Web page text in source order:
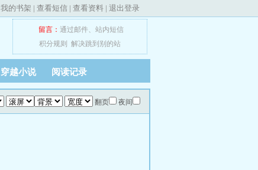
我的书架 | 查看短信 | 查看资料 | 退出登录
留言： 通过邮件、 站内短信
积分规则
解决跳到别的站
穿越小说 阅读记录
翻页 夜间